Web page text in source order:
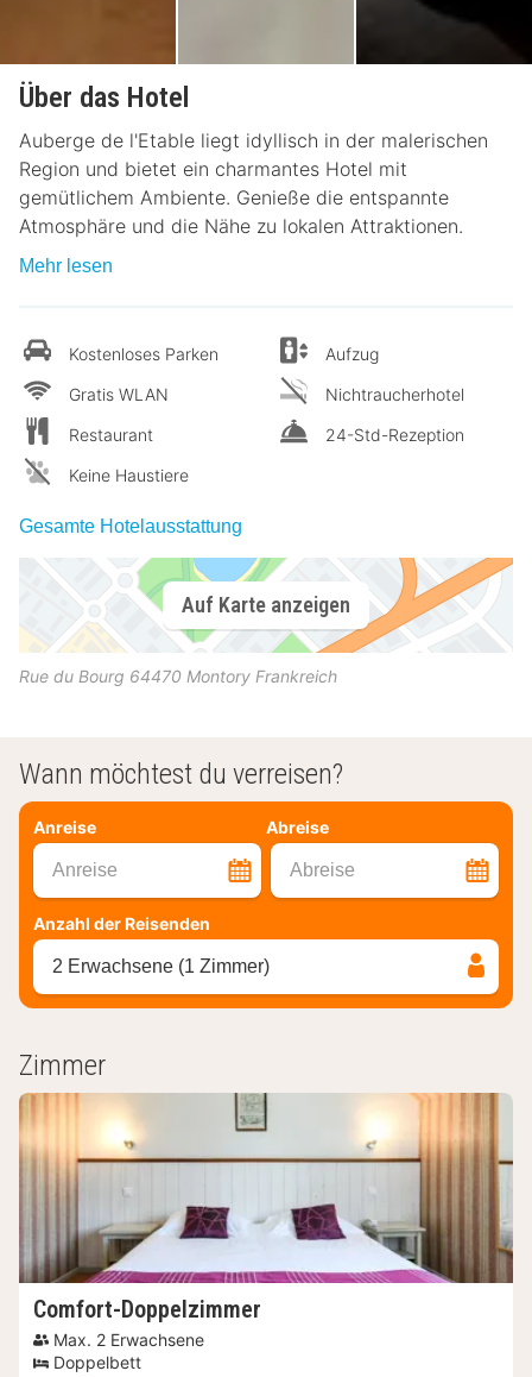
Über das Hotel
Auberge de l'Etable liegt idyllisch in der malerischen
Region und bietet ein charmantes Hotel mit
gemütlichem Ambiente. Genieße die entspannte
Atmosphäre und die Nähe zu lokalen Attraktionen.
Mehr lesen
Kostenloses Parken
Gratis WLAN
Restaurant
Keine Haustiere
Aufzug
Nichtraucherhotel
24-Std-Rezeption
Gesamte Hotelausstattung
Auf Karte anzeigen
Rue du Bourg 64470 Montory Frankreich
Wann möchtest du verreisen?
Anreise Abreise
Anreise Abreise
Anzahl der Reisenden
2 Erwachsene (1 Zimmer)
Zimmer
Comfort-Doppelzimmer
Max. 2 Erwachsene
Doppelbett